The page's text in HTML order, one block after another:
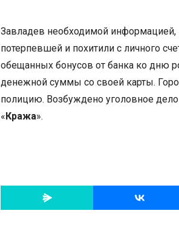
Завладев необходимой информацией,
потерпевшей и похитили с личного
обещанных бонусов от банка ко дню
денежной суммы со своей карты.
полицию. Возбуждено уголовное дело
«Кража».